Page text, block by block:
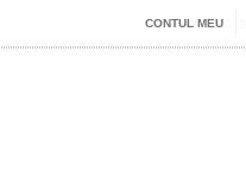
CONTUL MEU